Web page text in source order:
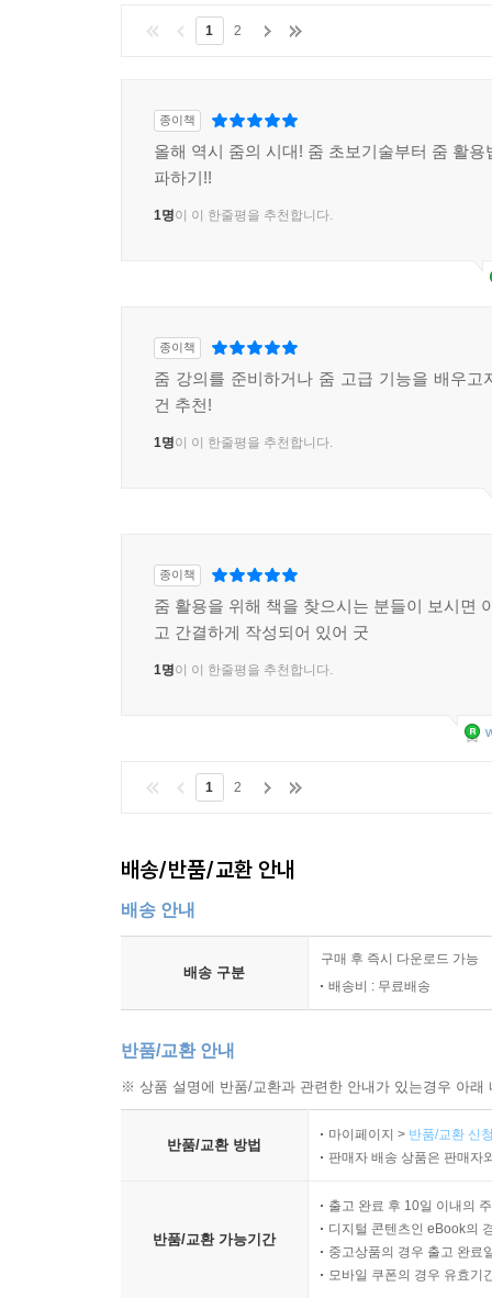
1 2
종이책
올해 역시 줌의 시대! 줌 초보기술부터 줌 활용
파하기!!
1명이 이 한줄평을 추천합니다.
종이책
줌 강의를 준비하거나 줌 고급 기능을 배우고
건 추천!
1명이 이 한줄평을 추천합니다.
종이책
줌 활용을 위해 책을 찾으시는 분들이 보시면
고 간결하게 작성되어 있어 굿
1명이 이 한줄평을 추천합니다.
1 2
배송/반품/교환 안내
배송 안내
배송 구분
구매 후 즉시 다운로드 가능
배송비 : 무료배송
반품/교환 안내
※ 상품 설명에 반품/교환과 관련한 안내가 있는경우 아
반품/교환 방법
마이페이지 > 반품/교환 신
판매자 배송 상품은 판매자
반품/교환 가능기간
출고 완료 후 10일 이내의
디지털 콘텐츠인 eBook의
중고상품의 경우 출고 완료
모바일 쿠폰의 경우 유효기